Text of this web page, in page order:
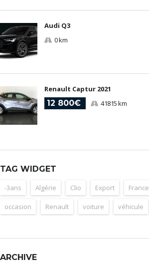
Audi Q3
0 km
Renault Captur 2021
12 800€ 41815 km
TAG WIDGET
-3ans Algérie Clio Export France
occasion Renault voiture véhicule
ARCHIVE